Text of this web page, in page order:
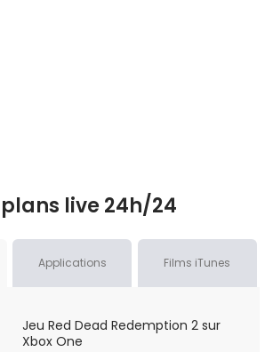
plans live 24h/24
Applications Films iTunes
Jeu Red Dead Redemption 2 sur
Xbox One